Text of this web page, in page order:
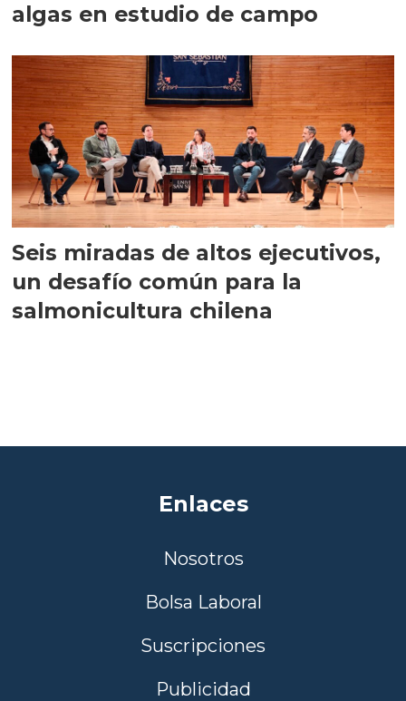
algas en estudio de campo
Seis miradas de altos ejecutivos,
un desafío común para la
salmonicultura chilena
Enlaces
Nosotros
Bolsa Laboral
Suscripciones
Publicidad